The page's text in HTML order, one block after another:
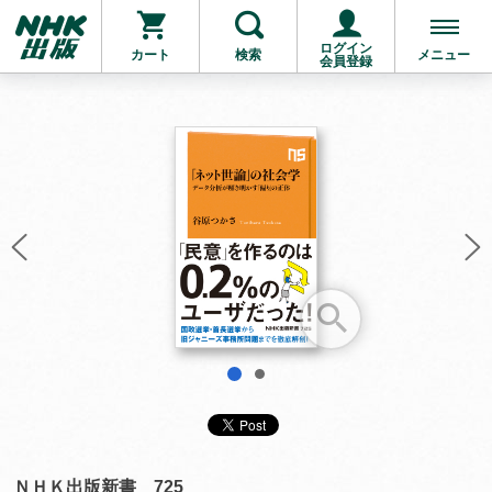
カート 検索
ログイン
会員登録
メニュー
他にも商品を買う
1
ＮＨＫ出版新書 725